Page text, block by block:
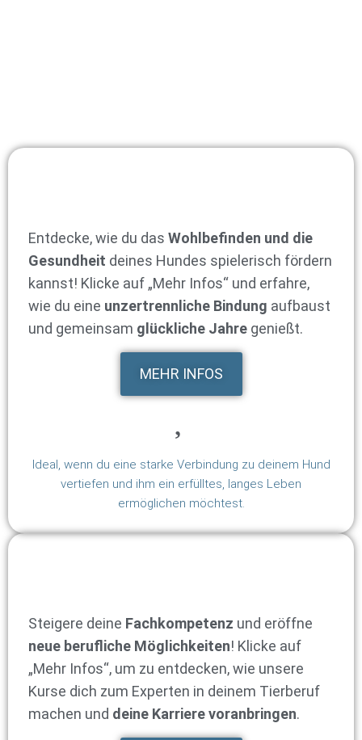
Entdecke, wie du das Wohlbefinden und die
Gesundheit deines Hundes spielerisch fördern
kannst! Klicke auf „Mehr Infos“ und erfahre,
wie du eine unzertrennliche Bindung aufbaust
und gemeinsam glückliche Jahre genießt.
MEHR INFOS
Ideal, wenn du eine starke Verbindung zu deinem Hund
vertiefen und ihm ein erfülltes, langes Leben
ermöglichen möchtest.
Steigere deine Fachkompetenz und eröffne
neue berufliche Möglichkeiten! Klicke auf
„Mehr Infos“, um zu entdecken, wie unsere
Kurse dich zum Experten in deinem Tierberuf
machen und deine Karriere voranbringen.